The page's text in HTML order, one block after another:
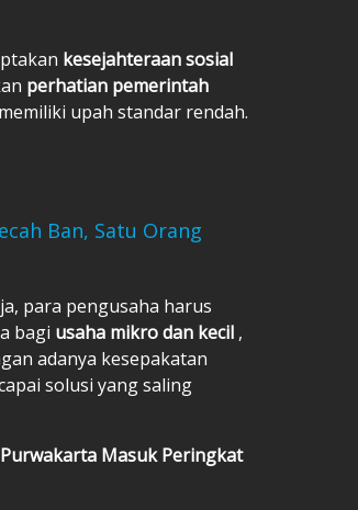
kesejahteraan sosial
perhatian pemerintah
upah standar rendah.
Ban, Satu Orang
para pengusaha harus
bagi usaha mikro dan kecil ,
adanya kesepakatan
solusi yang saling
Masuk Peringkat